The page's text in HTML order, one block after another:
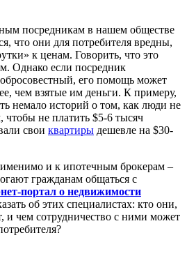
посредникам в нашем обществе
что они для потребителя вредны,
к ценам. Говорить, что это
Однако если посредник
его помощь может
чем взятые им деньги. К примеру,
немало историй о том, как люди не
чтобы не платить $5-6 тысяч
свои квартиры дешевле на $30-
и к ипотечным брокерам –
гражданам общаться с
портал о недвижимости
об этих специалистах: кто они,
и чем сотрудничество с ними может